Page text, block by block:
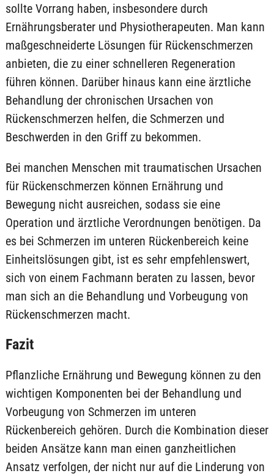
sollte Vorrang haben, insbesondere durch
Ernährungsberater und Physiotherapeuten. Man kann
maßgeschneiderte Lösungen für Rückenschmerzen
anbieten, die zu einer schnelleren Regeneration
führen können. Darüber hinaus kann eine ärztliche
Behandlung der chronischen Ursachen von
Rückenschmerzen helfen, die Schmerzen und
Beschwerden in den Griff zu bekommen.
Bei manchen Menschen mit traumatischen Ursachen
für Rückenschmerzen können Ernährung und
Bewegung nicht ausreichen, sodass sie eine
Operation und ärztliche Verordnungen benötigen. Da
es bei Schmerzen im unteren Rückenbereich keine
Einheitslösungen gibt, ist es sehr empfehlenswert,
sich von einem Fachmann beraten zu lassen, bevor
man sich an die Behandlung und Vorbeugung von
Rückenschmerzen macht.
Fazit
Pflanzliche Ernährung und Bewegung können zu den
wichtigen Komponenten bei der Behandlung und
Vorbeugung von Schmerzen im unteren
Rückenbereich gehören. Durch die Kombination dieser
beiden Ansätze kann man einen ganzheitlichen
Ansatz verfolgen, der nicht nur auf die Linderung von